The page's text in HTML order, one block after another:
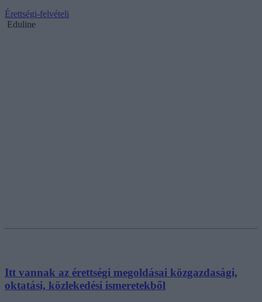
Érettségi-felvételi
Eduline
Itt vannak az érettségi megoldásai közgazdasági,
oktatási, közlekedési ismeretekből